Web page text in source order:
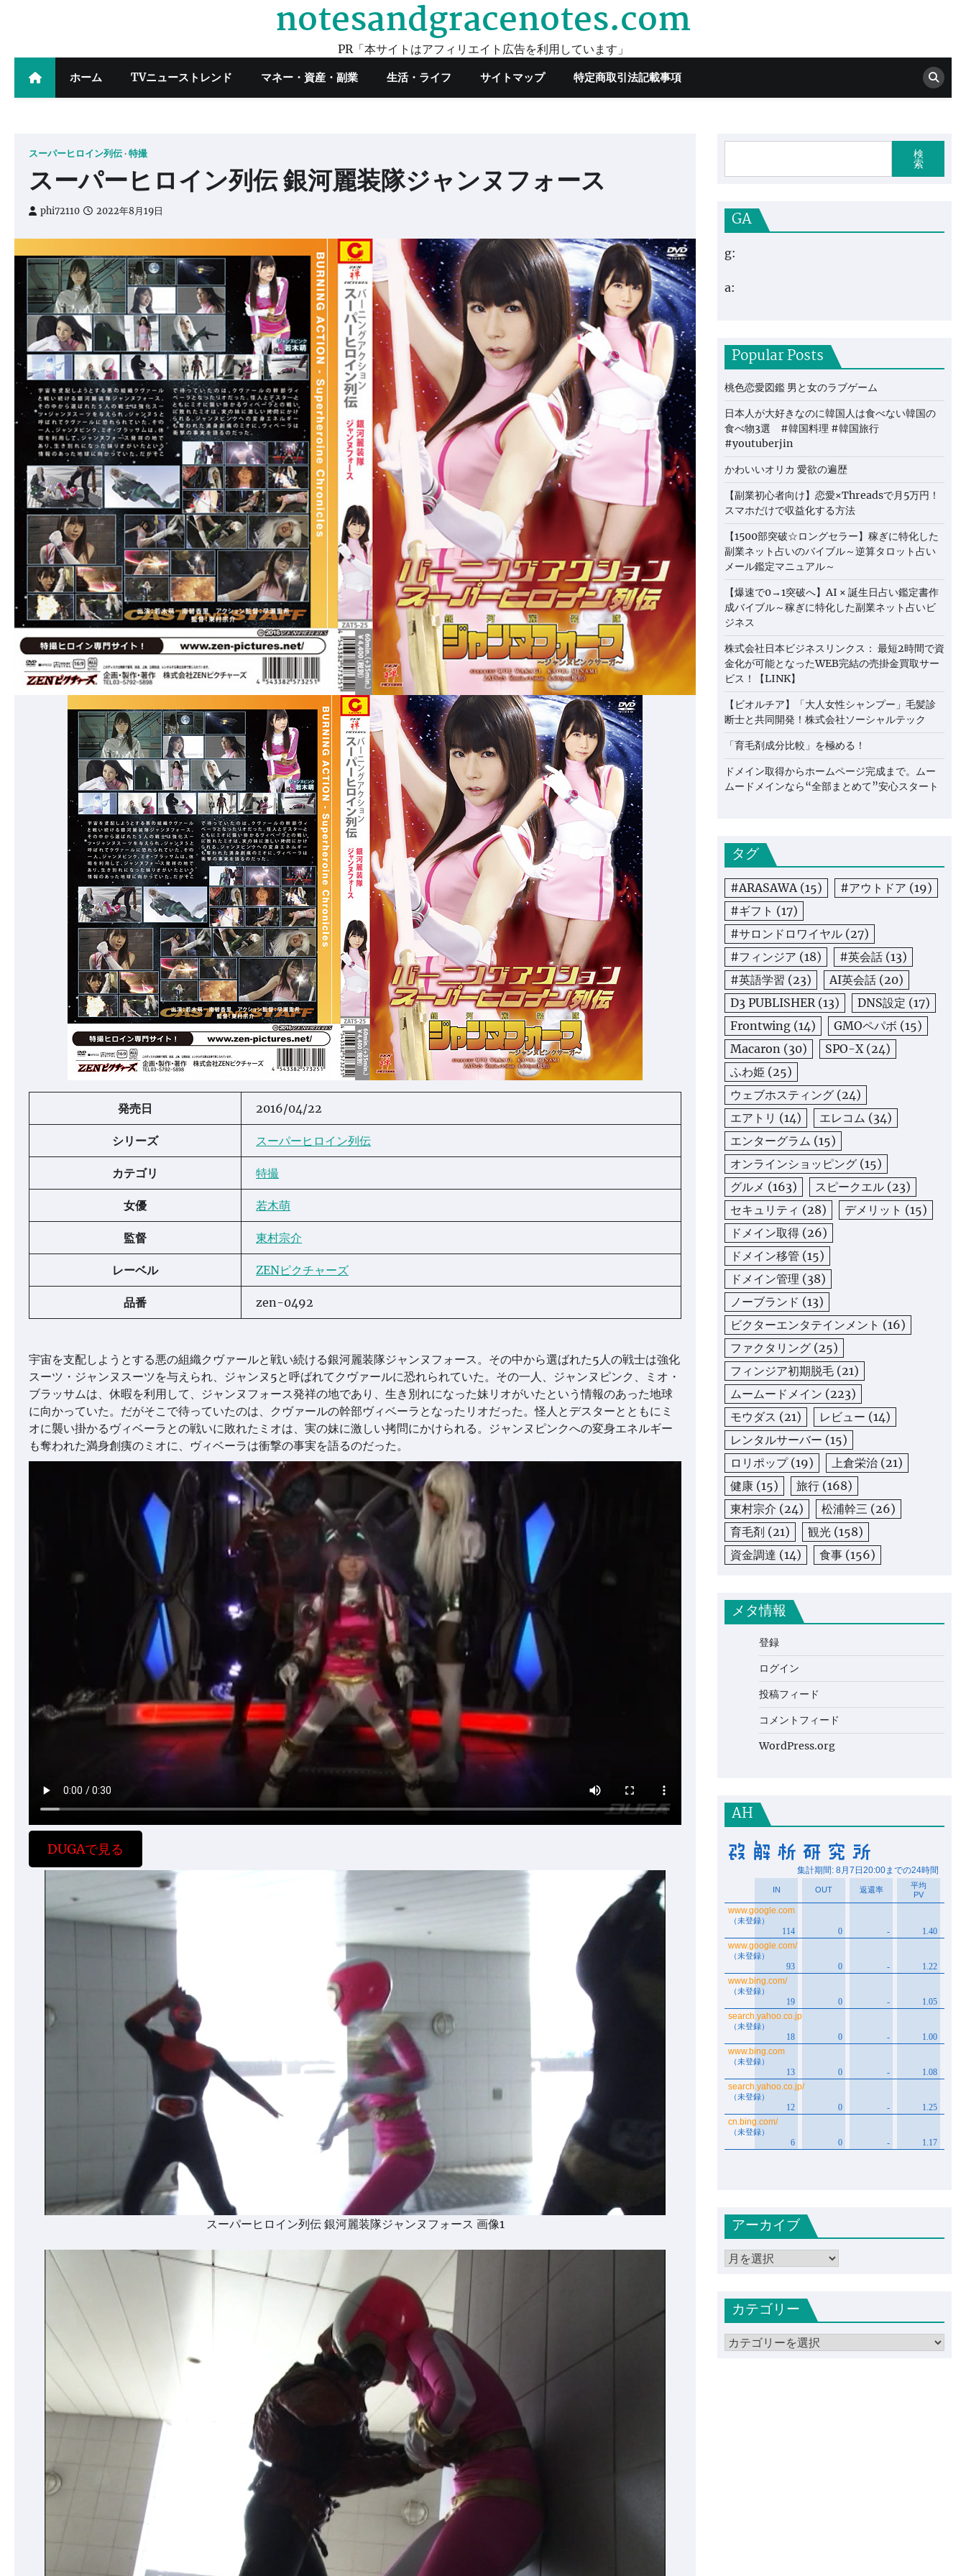
notesandgracenotes.com
PR「本サイトはアフィリエイト広告を利用しています」
ホーム TVニューストレンド マネー・資産・副業 生活・ライフ サイトマップ 特定商取引法記載事項
スーパーヒロイン列伝 特撮
スーパーヒロイン列伝 銀河麗装隊ジャンヌフォース
phi72110 2022年8月19日
発売日 2016/04/22
シリーズ スーパーヒロイン列伝
カテゴリ 特撮
女優 若木萌
監督 東村宗介
レーベル ZENピクチャーズ
品番 zen-0492
宇宙を支配しようとする悪の組織クヴァールと戦い続ける銀河麗装隊ジャンヌフォース。その中から選ばれた5人の戦士は強化
スーツ・ジャンヌスーツを与えられ、ジャンヌ5と呼ばれてクヴァールに恐れられていた。その一人、ジャンヌピンク、ミオ・
ブラッサムは、休暇を利用して、ジャンヌフォース発祥の地であり、生き別れになった妹リオがいたという情報のあった地球
に向かっていた。だがそこで待っていたのは、クヴァールの幹部ヴィベーラとなったリオだった。怪人とデスターとともにミ
オに襲い掛かるヴィベーラとの戦いに敗れたミオは、実の妹に激しい拷問にかけられる。ジャンヌピンクへの変身エネルギー
も奪われた満身創痍のミオに、ヴィベーラは衝撃の事実を語るのだった。
DUGAで見る
スーパーヒロイン列伝 銀河麗装隊ジャンヌフォース 画像1
検
索
GA
g:
a:
Popular Posts
桃色恋愛図鑑 男と女のラブゲーム
日本人が大好きなのに韓国人は食べない韓国の
食べ物3選 #韓国料理 #韓国旅行
#youtuberjin
かわいいオリカ 愛欲の遍歴
【副業初心者向け】恋愛×Threadsで月5万円！
スマホだけで収益化する方法
【1500部突破☆ロングセラー】稼ぎに特化した
副業ネット占いのバイブル～逆算タロット占い
メール鑑定マニュアル～
【爆速で0→1突破へ】AI × 誕生日占い鑑定書作
成バイブル～稼ぎに特化した副業ネット占いビ
ジネス
株式会社日本ビジネスリンクス： 最短2時間で資
金化が可能となったWEB完結の売掛金買取サー
ビス！【LINK】
【ビオルチア】「大人女性シャンプー」毛髪診
断士と共同開発！株式会社ソーシャルテック
「育毛剤成分比較」を極める！
ドメイン取得からホームページ完成まで。ムー
ムードメインなら“全部まとめて”安心スタート
タグ
#ARASAWA(15) #アウトドア (19)
#ギフト (17)
#サロンドロワイヤル (27)
#フィンジア (18) #英会話 (13)
#英語学習 (23) AI英会話 (20)
D3 PUBLISHER(13) DNS設定 (17)
Frontwing (14) GMOペパボ (15)
Macaron (30) SPO-X(24)
ふわ姫 (25)
ウェブホスティング (24)
エアトリ (14) エレコム (34)
エンターグラム (15)
オンラインショッピング (15)
グルメ (163) スピークエル (23)
セキュリティ (28) デメリット (15)
ドメイン取得 (26)
ドメイン移管 (15)
ドメイン管理 (38)
ノーブランド (13)
ビクターエンタテインメント (16)
ファクタリング (25)
フィンジア初期脱毛 (21)
ムームードメイン (223)
モウダス (21) レビュー (14)
レンタルサーバー (15)
ロリポップ(19) 上倉栄治 (21)
健康 (15) 旅行 (168)
東村宗介 (24) 松浦幹三 (26)
育毛剤 (21) 観光 (158)
資金調達 (14) 食事 (156)
メタ情報
登録
ログイン
投稿フィード
コメントフィード
WordPress.org
AH
アーカイブ
ア
イ
ブ
カテゴリー
カ